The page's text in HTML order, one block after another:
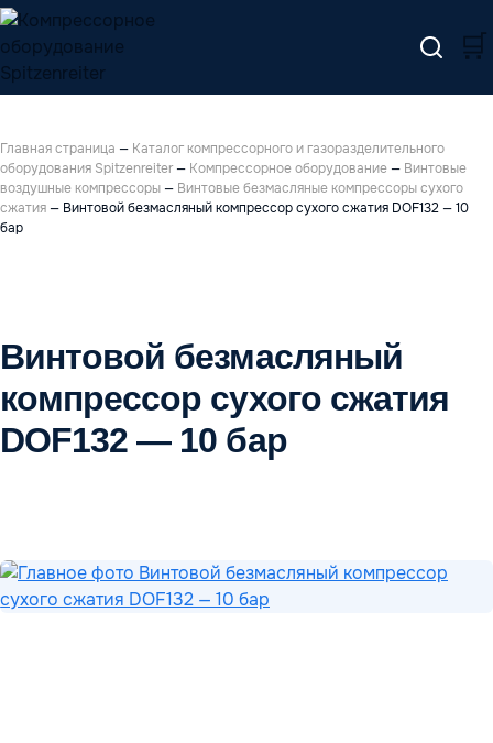
🛒
Главная страница — Каталог компрессорного и газоразделительного
оборудования Spitzenreiter— Компрессорное оборудование— Винтовые
воздушные компрессоры— Винтовые безмасляные компрессоры сухого
сжатия— Винтовой безмасляный компрессор сухого сжатия DOF132 — 10
бар
Винтовой безмасляный
компрессор сухого сжатия
DOF132 — 10 бар